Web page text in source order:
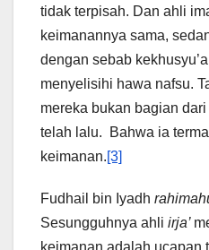
tidak terpisah. Dan ahli
keimanannya sama,
dengan sebab
menyelisihi hawa nafsu.
mereka bukan bagian
telah lalu. Bahwa ia
keimanan.[3]
Fudhail bin Iyadh
Sesungguhnya ahli irja’